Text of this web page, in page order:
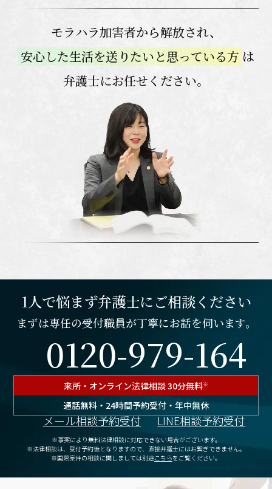
モラハラ加害者から解放され、
安心した生活を送りたいと思っている方 は
弁護士にお任せください。
1人で悩まず弁護士にご相談ください
まずは専任の受付職員が丁寧にお話を伺います。
0120-979-164
来所・オンライン法律相談 30分無料※
通話無料・24時間予約受付・年中無休
メール相談予約受付 LINE相談予約受付
※事案により無料法律相談に対応できない場合がございます。
※法律相談は、受付予約後となりますので、 直接弁護士にはお繋ぎできません。
※国際案件の相談に関しましては別途こちらをご覧ください。